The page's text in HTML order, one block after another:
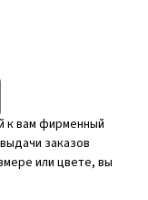
к вам фирменный
заказов
или цвете, вы